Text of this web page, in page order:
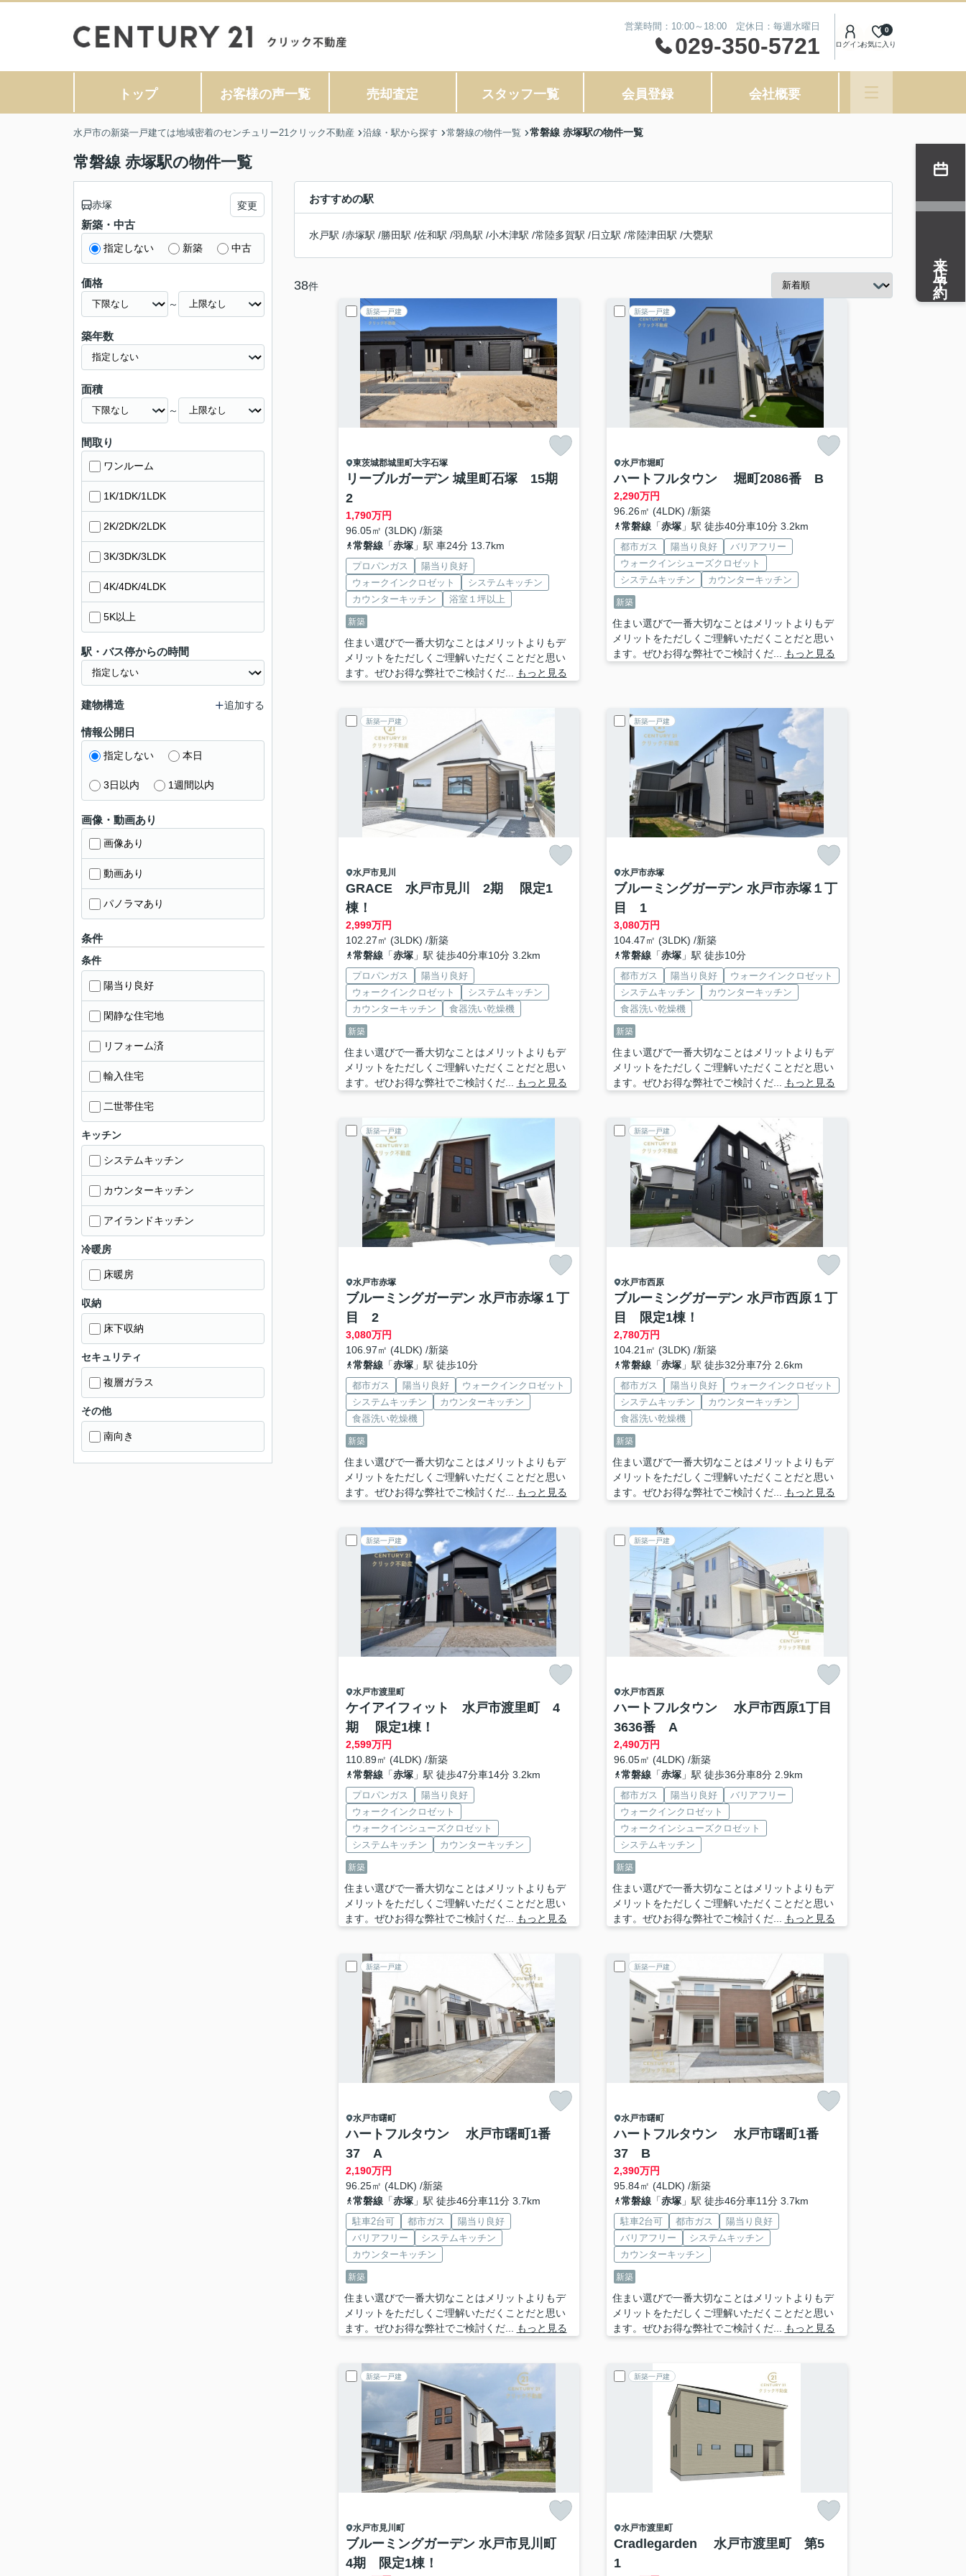
営業時間：10:00～18:00 定休日：毎週水曜日
029-350-5721 ログインお気に入り
0
トップ お客様の声一覧 売却査定 スタッフ一覧 会員登録 会社概要
水戸市の新築一戸建ては地域密着のセンチュリー21クリック不動産 沿線・駅から探す 常磐線の物件一覧 常磐線 赤塚駅の物件一覧
常磐線 赤塚駅の物件一覧
おすすめの駅
水戸駅 /赤塚駅 /勝田駅 /佐和駅 /羽鳥駅 /小木津駅 /常陸多賀駅 /日立駅 /常陸津田駅 /大甕駅
38件
新築一戸建
東茨城郡城里町大字石塚
リーブルガーデン 城里町石塚 15期
2
1,790万円
96.05㎡ (3LDK) /新築
常磐線「赤塚」駅 車24分 13.7km
プロパンガス
陽当り良好
ウォークインクロゼット
システムキッチン
カウンターキッチン
浴室１坪以上
新築
住まい選びで一番大切なことはメリットよりもデ
メリットをただしくご理解いただくことだと思い
ます。ぜひお得な弊社でご検討くだ...
もっと見る
新築一戸建
水戸市堀町
ハートフルタウン 堀町2086番 B
2,290万円
96.26㎡ (4LDK) /新築
常磐線「赤塚」駅 徒歩40分車10分 3.2km
都市ガス 陽当り良好
バリアフリー
ウォークインシューズクロゼット
システムキッチン
カウンターキッチン
新築
住まい選びで一番大切なことはメリットよりもデ
メリットをただしくご理解いただくことだと思い
ます。ぜひお得な弊社でご検討くだ...
もっと見る
新築一戸建
水戸市見川
GRACE 水戸市見川 2期 限定1
棟！
2,999万円
102.27㎡ (3LDK) /新築
常磐線「赤塚」駅 徒歩40分車10分 3.2km
プロパンガス
陽当り良好
ウォークインクロゼット
システムキッチン
カウンターキッチン
食器洗い乾燥機
新築
住まい選びで一番大切なことはメリットよりもデ
メリットをただしくご理解いただくことだと思い
ます。ぜひお得な弊社でご検討くだ...
もっと見る
新築一戸建
水戸市赤塚
ブルーミングガーデン 水戸市赤塚１丁
目 1
3,080万円
104.47㎡ (3LDK) /新築
常磐線「赤塚」駅 徒歩10分
都市ガス 陽当り良好
ウォークインクロゼット
システムキッチン
カウンターキッチン
食器洗い乾燥機
新築
住まい選びで一番大切なことはメリットよりもデ
メリットをただしくご理解いただくことだと思い
ます。ぜひお得な弊社でご検討くだ...
もっと見る
新築一戸建
水戸市赤塚
ブルーミングガーデン 水戸市赤塚１丁
目 2
3,080万円
106.97㎡ (4LDK) /新築
常磐線「赤塚」駅 徒歩10分
都市ガス 陽当り良好
ウォークインクロゼット
システムキッチン
カウンターキッチン
食器洗い乾燥機
新築
住まい選びで一番大切なことはメリットよりもデ
メリットをただしくご理解いただくことだと思い
ます。ぜひお得な弊社でご検討くだ...
もっと見る
新築一戸建
水戸市西原
ブルーミングガーデン 水戸市西原１丁
目 限定1棟！
2,780万円
104.21㎡ (3LDK) /新築
常磐線「赤塚」駅 徒歩32分車7分 2.6km
都市ガス 陽当り良好
ウォークインクロゼット
システムキッチン
カウンターキッチン
食器洗い乾燥機
新築
住まい選びで一番大切なことはメリットよりもデ
メリットをただしくご理解いただくことだと思い
ます。ぜひお得な弊社でご検討くだ...
もっと見る
新築一戸建
水戸市渡里町
ケイアイフィット 水戸市渡里町 4
期 限定1棟！
2,599万円
110.89㎡ (4LDK) /新築
常磐線「赤塚」駅 徒歩47分車14分 3.2km
プロパンガス
陽当り良好
ウォークインクロゼット
ウォークインシューズクロゼット
システムキッチン
カウンターキッチン
新築
住まい選びで一番大切なことはメリットよりもデ
メリットをただしくご理解いただくことだと思い
ます。ぜひお得な弊社でご検討くだ...
もっと見る
新築一戸建
水戸市西原
ハートフルタウン 水戸市西原1丁目
3636番 A
2,490万円
96.05㎡ (4LDK) /新築
常磐線「赤塚」駅 徒歩36分車8分 2.9km
都市ガス 陽当り良好
バリアフリー
ウォークインクロゼット
ウォークインシューズクロゼット
システムキッチン
新築
住まい選びで一番大切なことはメリットよりもデ
メリットをただしくご理解いただくことだと思い
ます。ぜひお得な弊社でご検討くだ...
もっと見る
新築一戸建
水戸市曙町
ハートフルタウン 水戸市曙町1番
37 A
2,190万円
96.25㎡ (4LDK) /新築
常磐線「赤塚」駅 徒歩46分車11分 3.7km
駐車2台可 都市ガス
陽当り良好
バリアフリー
システムキッチン
カウンターキッチン
新築
住まい選びで一番大切なことはメリットよりもデ
メリットをただしくご理解いただくことだと思い
ます。ぜひお得な弊社でご検討くだ...
もっと見る
新築一戸建
水戸市曙町
ハートフルタウン 水戸市曙町1番
37 B
2,390万円
95.84㎡ (4LDK) /新築
常磐線「赤塚」駅 徒歩46分車11分 3.7km
駐車2台可 都市ガス
陽当り良好
バリアフリー
システムキッチン
カウンターキッチン
新築
住まい選びで一番大切なことはメリットよりもデ
メリットをただしくご理解いただくことだと思い
ます。ぜひお得な弊社でご検討くだ...
もっと見る
新築一戸建
水戸市見川町
ブルーミングガーデン 水戸市見川町
4期 限定1棟！
新築一戸建
水戸市渡里町
Cradlegarden 水戸市渡里町 第5
1
赤塚 変更
新築・中古
指定しない 新築 中古
価格
～
築年数
面積
～
間取り
ワンルーム
1K/1DK/1LDK
2K/2DK/2LDK
3K/3DK/3LDK
4K/4DK/4LDK
5K以上
駅・バス停からの時間
建物構造 追加する
情報公開日
指定しない 本日
3日以内 1週間以内
画像・動画あり
画像あり
動画あり
パノラマあり
条件
条件
陽当り良好
閑静な住宅地
リフォーム済
輸入住宅
二世帯住宅
キッチン
システムキッチン
カウンターキッチン
アイランドキッチン
冷暖房
床暖房
収納
床下収納
セキュリティ
複層ガラス
その他
南向き
来店予約